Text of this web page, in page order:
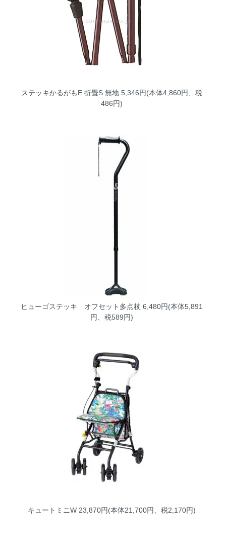
ステッキかるがもE 折畳S 無地 5,346円(本体4,860円、税
486円)
ヒューゴステッキ オフセット多点杖 6,480円(本体5,891
円、税589円)
キュートミニW 23,870円(本体21,700円、税2,170円)